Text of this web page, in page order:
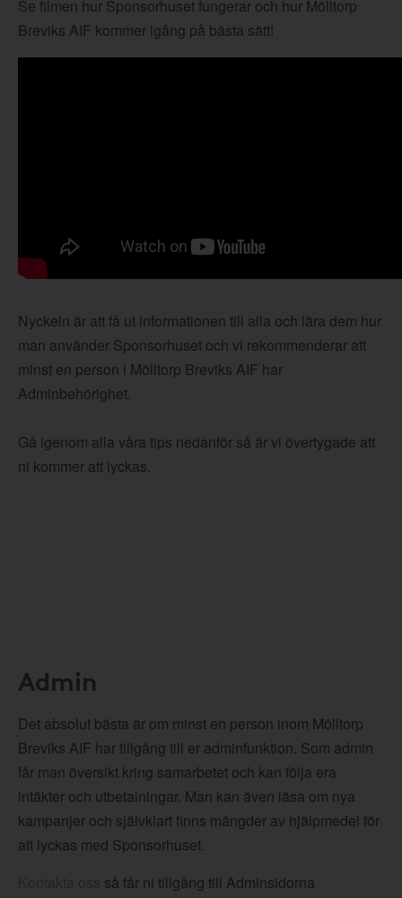
Se filmen hur Sponsorhuset fungerar och hur Mölltorp
Breviks AIF kommer igång på bästa sätt!
Nyckeln är att få ut informationen till alla och lära dem hur
man använder Sponsorhuset och vi rekommenderar att
minst en person i Mölltorp Breviks AIF har
Adminbehörighet.
Gå igenom alla våra tips nedanför så är vi övertygade att
ni kommer att lyckas.
Admin
Det absolut bästa är om minst en person inom Mölltorp
Breviks AIF har tillgång till er adminfunktion. Som admin
får man översikt kring samarbetet och kan följa era
intäkter och utbetalningar. Man kan även läsa om nya
kampanjer och självklart finns mängder av hjälpmedel för
att lyckas med Sponsorhuset.
Kontakta oss så får ni tillgång till Adminsidorna